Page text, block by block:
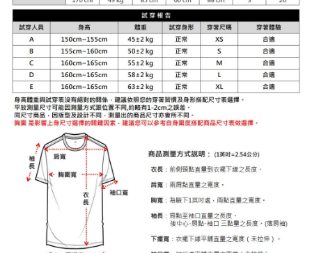
※ 交易是否成功請以「AFTEE先享後付 」之結帳頁面顯示為準，若有關於
是否繳費成功／繳費後需取消欲退款等相關疑問，請聯繫「AFTEE先享後付
客戶支援中心」https://netprotections.freshdesk.com/support/home
【注意事項】
１．透過由恩沛科技股份有限公司提供之「AFTEE先享後付」服務完成之交
易，需依本服務之必要範圍內提供個人資料，並將交易相關給付款項請求債
權轉讓予恩沛科技股份有限公司。
２．關於個人資料處理事宜，請瀏覽以下網址：
https://aftee.tw/terms/#terms3
３．未成年的使用者請事先徵得法定代理人或監護人之同意方可使用
「AFTEE先享後付」，若未經同意申辦者引起之損失，本公司不負相關責
任。
４．使用「AFTEE先享後付」時，將依據個別帳號之用戶狀況，依本公司即
時審查核予不同之上限額度；若仍有額度不足之情形，本公司將視審查結果
請求用戶進行身份認證。
５．嚴禁一人註冊多個帳號或使用他人資訊註冊。若發現惡意使用之情形，
恩沛科技股份有限公司將有權停止該用戶之使用額度並採取法律行動。
付款後 7-11取貨
每筆NT$80，滿NT$2,000(含以上)免運費
宅配
每筆NT$120，滿NT$2,000(含以上)免運費
離島宅配
每筆NT$240
門市自取【環保愛地球｜自備購物袋 | 出貨後10天內通知取貨】
免運費
國家/地區配送 查看運費